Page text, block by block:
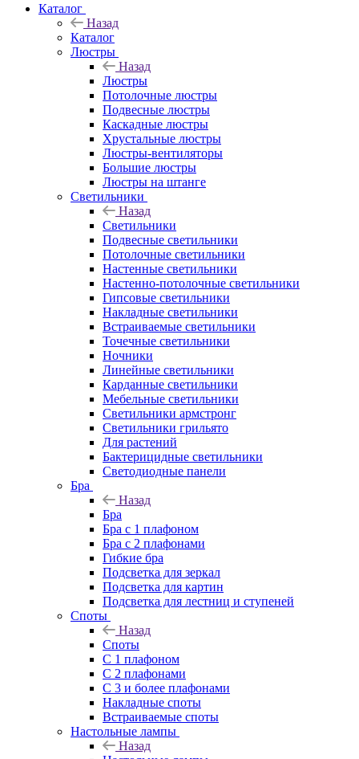
Каталог
Назад
Каталог
Люстры
Назад
Люстры
Потолочные люстры
Подвесные люстры
Каскадные люстры
Хрустальные люстры
Люстры-вентиляторы
Большие люстры
Люстры на штанге
Светильники
Назад
Светильники
Подвесные светильники
Потолочные светильники
Настенные светильники
Настенно-потолочные светильники
Гипсовые светильники
Накладные светильники
Встраиваемые светильники
Точечные светильники
Ночники
Линейные светильники
Карданные светильники
Мебельные светильники
Светильники армстронг
Светильники грильято
Для растений
Бактерицидные светильники
Светодиодные панели
Бра
Назад
Бра
Бра с 1 плафоном
Бра с 2 плафонами
Гибкие бра
Подсветка для зеркал
Подсветка для картин
Подсветка для лестниц и ступеней
Споты
Назад
Споты
С 1 плафоном
С 2 плафонами
С 3 и более плафонами
Накладные споты
Встраиваемые споты
Настольные лампы
Назад